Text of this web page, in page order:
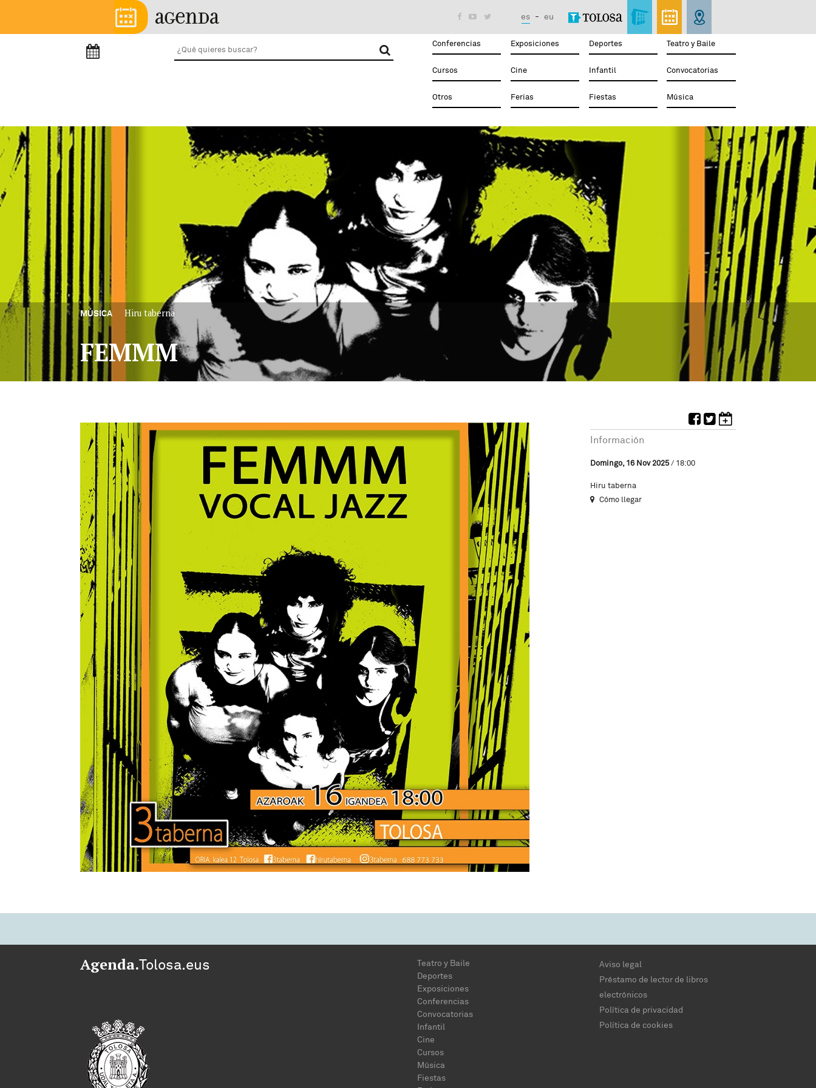
Pasar al contenido principal
Menú principal    es eu
Teatro y Baile
Deportes
Exposiciones
Conferencias
Convocatorias
Infantil
Cine
Cursos
Música
Fiestas
Ferias
Otros
MÚSICA Hiru taberna
FEMMM
Información
Domingo, 16 Nov 2025/ 18:00
Hiru taberna
Cómo llegar
Agenda.Tolosa.eus
Teatro y Baile
Deportes
Exposiciones
Conferencias
Convocatorias
Infantil
Cine
Cursos
Música
Fiestas
Aviso legal
Préstamo de lector de libros
electrónicos
Política de privacidad
Política de cookies